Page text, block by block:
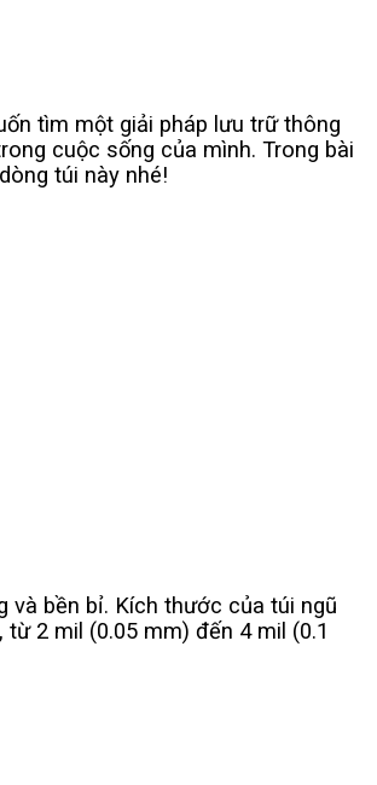
tìm một giải pháp lưu trữ thông
cuộc sống của mình. Trong bài
túi này nhé!
và bền bỉ. Kích thước của túi ngũ
2 mil (0.05 mm) đến 4 mil (0.1